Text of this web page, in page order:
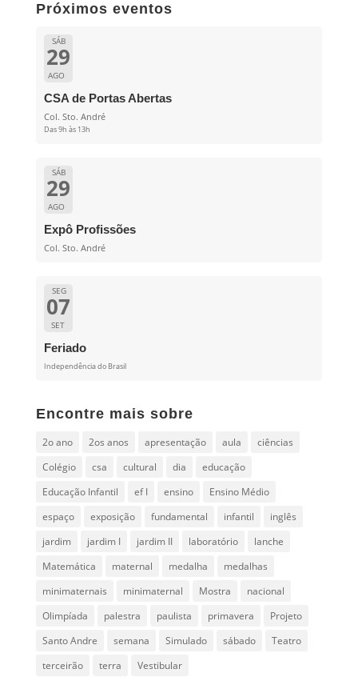
Próximos eventos
SÁB
29
AGO
CSA de Portas Abertas
Col. Sto. André
Das 9h às 13h
SÁB
29
AGO
Expô Profissões
Col. Sto. André
SEG
07
SET
Feriado
Independência do Brasil
Encontre mais sobre
2o ano 2os anos apresentação aula
ciências
Colégio
csa cultural dia
educação
Educação Infantil
ef I ensino
Ensino Médio
espaço
exposição fundamental infantil
inglês
jardim
jardim I jardim II laboratório
lanche
Matemática
maternal medalha
medalhas
minimaternais
minimaternal Mostra
nacional
Olimpíada
palestra paulista primavera
Projeto
Santo Andre
semana Simulado sábado
Teatro
terceirão
terra Vestibular